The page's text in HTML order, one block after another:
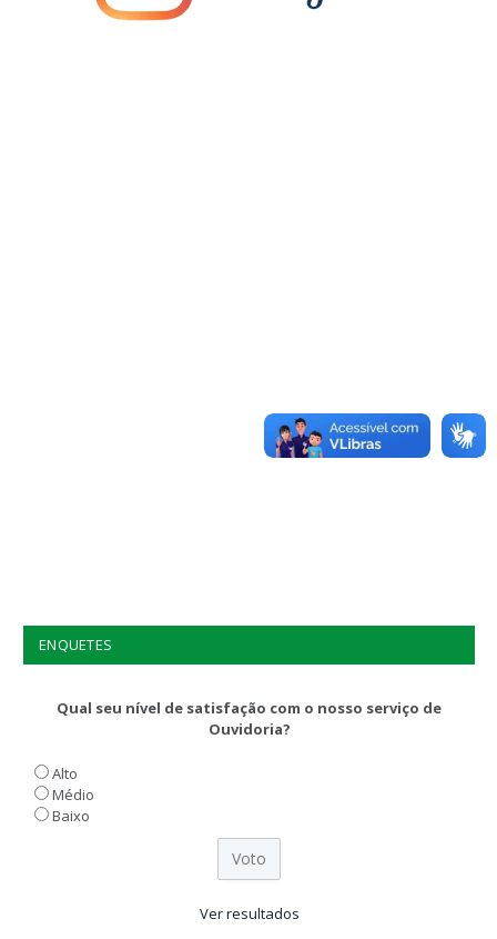
ENQUETES
Qual seu nível de satisfação com o nosso serviço de
Ouvidoria?
Alto
Médio
Baixo
Ver resultados